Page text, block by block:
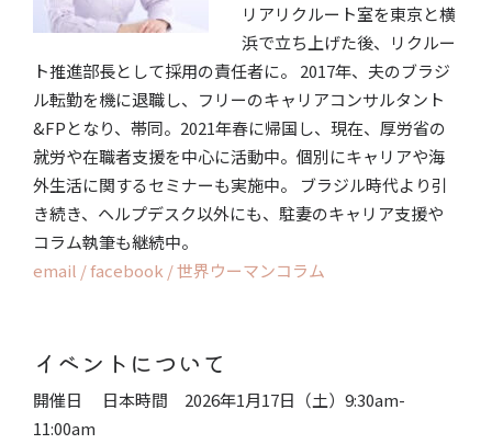
リアリクルート室を東京と横
浜で立ち上げた後、リクルー
ト推進部長として採用の責任者に。 2017年、夫のブラジ
ル転勤を機に退職し、フリーのキャリアコンサルタント
&FPとなり、帯同。2021年春に帰国し、現在、厚労省の
就労や在職者支援を中心に活動中。個別にキャリアや海
外生活に関するセミナーも実施中。 ブラジル時代より引
き続き、ヘルプデスク以外にも、駐妻のキャリア支援や
コラム執筆も継続中。
email /facebook /世界ウーマンコラム
イベントについて​
開催日 日本時間 2026年1月17日（土）​9:30am-
11:00am​